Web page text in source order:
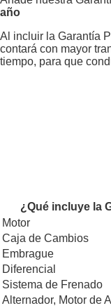
año
Al incluir la Garantía
contará con mayor
tiempo, para que
¿Qué incluye la
Motor
Caja de Cambios
Embrague
Diferencial
Sistema de Frenado
Alternador, Motor de